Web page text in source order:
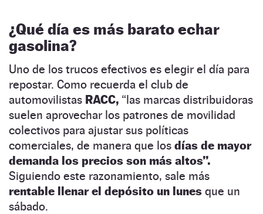
¿Qué día es más barato echar
gasolina?
Uno de los trucos efectivos es elegir el día para
repostar. Como recuerda el club de
automovilistas RACC, “las marcas distribuidoras
suelen aprovechar los patrones de movilidad
colectivos para ajustar sus políticas
comerciales, de manera que los días de mayor
demanda los precios son más altos”.
Siguiendo este razonamiento, sale más
rentable llenar el depósito un lunes que un
sábado.